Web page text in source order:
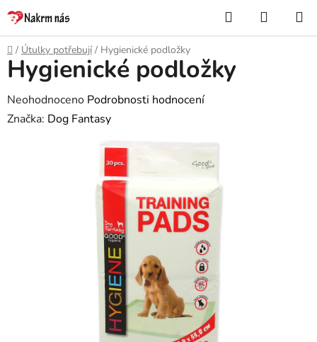
Přejít
na
obsah
Hledat
KOŠÍK
Domů
/ Útulky potřebují / Hygienické podložky
Hygienické podložky
Průměrné
hodnocení
Neohodnoceno Podrobnosti hodnocení
Značka: Dog Fantasy